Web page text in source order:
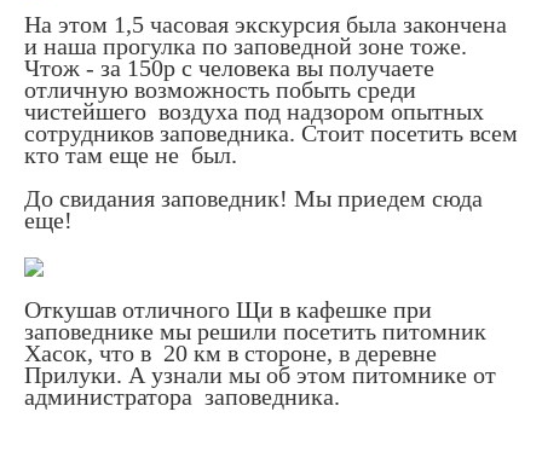
На этом 1,5 часовая экскурсия была закончена
и наша прогулка по заповедной зоне тоже.
Чтож - за 150р с человека вы получаете
отличную возможность побыть среди
чистейшего воздуха под надзором опытных
сотрудников заповедника. Стоит посетить всем
кто там еще не был.
До свидания заповедник! Мы приедем сюда
еще!
Откушав отличного Щи в кафешке при
заповеднике мы решили посетить питомник
Хасок, что в 20 км в стороне, в деревне
Прилуки. А узнали мы об этом питомнике от
администратора заповедника.